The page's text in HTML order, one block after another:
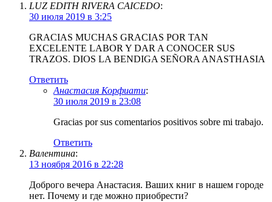
LUZ EDITH RIVERA CAICEDO:
30 июля 2019 в 3:25
GRACIAS MUCHAS GRACIAS POR TAN
EXCELENTE LABOR Y DAR A CONOCER SUS
TRAZOS. DIOS LA BENDIGA SEÑORA ANASTHASIA
Ответить
Анастасия Корфиати:
30 июля 2019 в 23:08
Gracias por sus comentarios positivos sobre mi trabajo.
Ответить
Валентина:
13 ноября 2016 в 22:28
Доброго вечера Анастасия. Ваших книг в нашем городе
нет. Почему и где можно приобрести?